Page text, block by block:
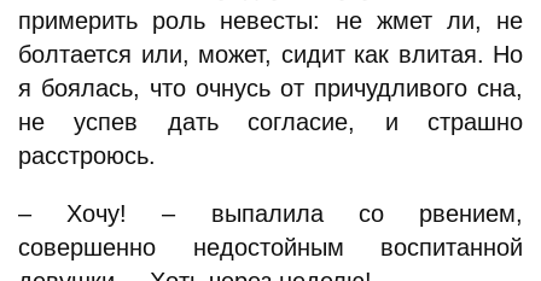
примерить роль невесты: не жмет ли, не
болтается или, может, сидит как влитая. Но
я боялась, что очнусь от причудливого сна,
не успев дать согласие, и страшно
расстроюсь.
– Хочу! – выпалила со рвением,
совершенно недостойным воспитанной